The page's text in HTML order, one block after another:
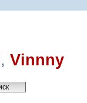
, Vinnny